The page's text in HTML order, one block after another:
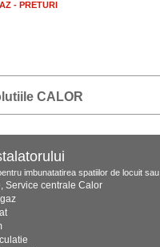
- PRETURI
CALOR
imbunatatirea spatiilor de locuit
Service centrale Calor